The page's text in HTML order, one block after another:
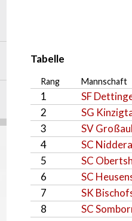
Tabelle
Rang Mannschaft
1
SF
2
SG
3
SV
4
SC
5
SC
6
SC
7
SK
8
SC